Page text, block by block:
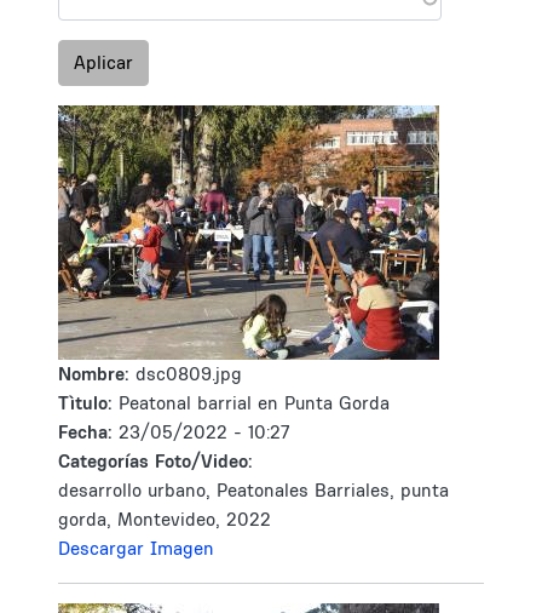
Aplicar
Nombre: dsc0809.jpg
Tìtulo: Peatonal barrial en Punta Gorda
Fecha: 23/05/2022 - 10:27
Categorías Foto/Video:
desarrollo urbano, Peatonales Barriales, punta
gorda, Montevideo, 2022
Descargar Imagen